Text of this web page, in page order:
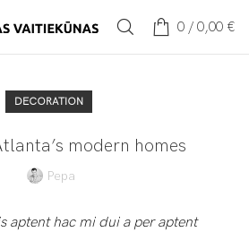
0 / 0,00 €
DECORATION
modern homes
Pepa
aptent hac mi dui a per aptent